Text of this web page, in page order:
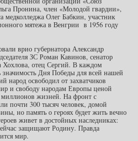
Пронина, член «Молодой гвардии»,
медколледжа Олег Бабкин, участник
мятежа в Венгрии в 1956 году
врио губернатора Александр
ЗС Роман Кавинов, сенатор
Хохлова, отец Сергий. В каждом
значимость Дня Победы для всей нашей
народ освободил от захватчиков
и свободу народам Европы ценой
жизней. На фронт с
почти 300 тысяч человек, домой
но память о героях будет жить вечно
живет в достойных наследниках:
защищают Родину. Правда
мир.